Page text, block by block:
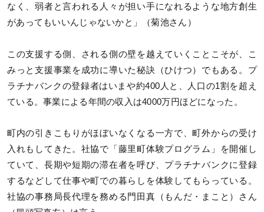
なく、弱者と言われる人々が担い手になれるような地方創生
があってもいいんじゃないかと」（菊池さん）
この支援する側、される側の壁を越えていくことこそが、こ
みっと支援事業を成功に導いた秘訣（ひけつ）でもある。プ
ラチナバンクの登録者はいまや約400人と、人口の1割を超え
ている。事業による年間の収入は4000万円ほどになった。
町内の引きこもりがほぼいなくなる一方で、町外からの受け
入れもしてきた。社協で「藤里町体験プログラム」を開催し
ていて、長期や短期の滞在者を呼び、プラチナバンクに登録
するなどして仕事や町での暮らしを体験してもらっている。
社協の事務局長代理を務める門田真（もんだ・まこと）さん